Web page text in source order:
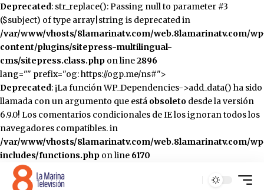
Deprecated: str_replace(): Passing null to parameter #3
($subject) of type array|string is deprecated in
/var/www/vhosts/8lamarinatv.com/web.8lamarinatv.com/
content/plugins/sitepress-multilingual-
cms/sitepress.class.php on line2896
lang="" prefix="og: https://ogp.me/ns#">
Deprecated: ¡La función WP_Dependencies->add_data() ha sido
llamada con un argumento que está obsoleto desde la versión
6.9.0! Los comentarios condicionales de IE los ignoran todos los
navegadores compatibles. in
/var/www/vhosts/8lamarinatv.com/web.8lamarinatv.com/
includes/functions.php on line 6170